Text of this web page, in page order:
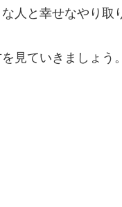
人と幸せなやり取
見ていきましょう。